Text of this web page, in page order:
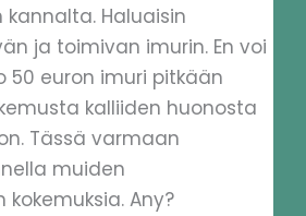
Haluaisin
ja toimivan imurin. En voi
euron imuri pitkään
kalliiden huonosta
Tässä varmaan
muiden
Any?